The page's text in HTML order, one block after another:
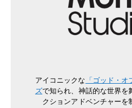
アイコニックな 「ゴッド・
ズで知られ、神話的な世界を
クションアドベンチャーを